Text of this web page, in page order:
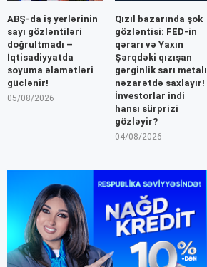
ABŞ-da iş yerlərinin
sayı gözləntiləri
doğrultmadı –
İqtisadiyyatda
soyuma əlamətləri
güclənir!
05/08/2026
Qızıl bazarında şok
gözləntisi: FED-in
qərarı və Yaxın
Şərqdəki qızışan
gərginlik sarı metalı
nəzarətdə saxlayır!
İnvestorlar indi
hansı sürprizi
gözləyir?
04/08/2026